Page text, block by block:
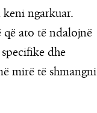
ngarkuar.
ato të ndalojnë
dhe
mirë të shmangni